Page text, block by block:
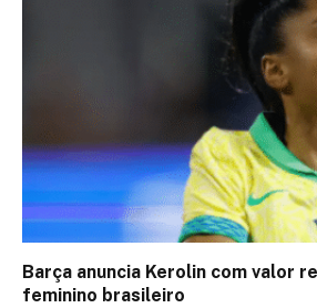
Barça anuncia Kerolin com valor
feminino brasileiro